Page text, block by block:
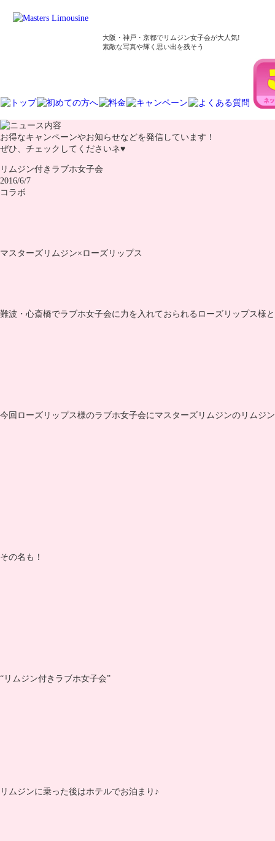
大阪・神戸・京都でリムジン女子会が大人気!
素敵な写真や輝く思い出を残そう
お得なキャンペーンやお知らせなどを発信しています！
ぜひ、チェックしてくださいネ♥
リムジン付きラブホ女子会
2016/6/7
コラボ
マスターズリムジン×ローズリップス
難波・心斎橋でラブホ女子会に力を入れておられるローズリップス様
今回ローズリップス様のラブホ女子会にマスターズリムジンのリムジ
その名も！
“リムジン付きラブホ女子会”
リムジンに乗った後はホテルでお泊まり♪